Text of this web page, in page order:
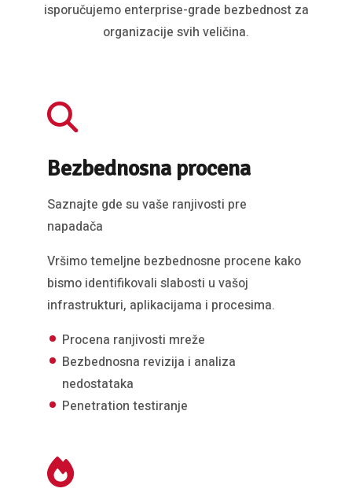
isporučujemo enterprise-grade bezbednost za
organizacije svih veličina.
Bezbednosna procena
Saznajte gde su vaše ranjivosti pre
napadača
Vršimo temeljne bezbednosne procene kako
bismo identifikovali slabosti u vašoj
infrastrukturi, aplikacijama i procesima.
Procena ranjivosti mreže
Bezbednosna revizija i analiza
nedostataka
Penetration testiranje